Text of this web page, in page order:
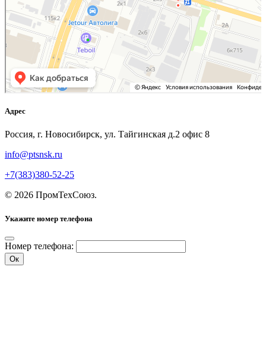
Адрес
Россия, г. Новосибирск, ул. Тайгинская д.2 офис 8
info@ptsnsk.ru
+7(383)380-52-25
© 2026 ПромТехСоюз.
Укажите номер телефона
Номер телефона:
Ок